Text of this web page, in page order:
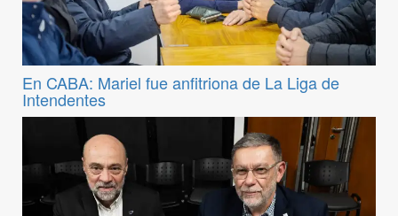
En CABA: Mariel fue anfitriona de La Liga de
Intendentes